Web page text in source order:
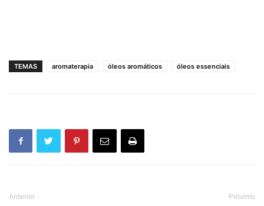
TEMAS aromaterapia óleos aromáticos óleos essenciais
Anterior Próximo